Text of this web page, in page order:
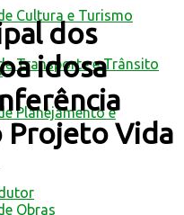
Cultura e Turismo
Transporte e Trânsito
Planejamento e
Obras
dos
idosa
Projeto Vida